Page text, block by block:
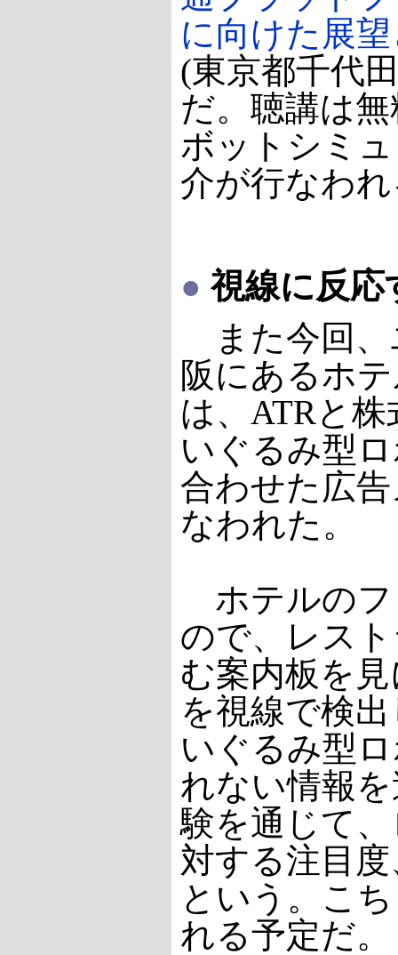
に向けた展
(東京都千代
だ。聴講は
ボットシミ
介が行なわ
● 視線に反応
また今回、
阪にあるホ
は、ATRと株
いぐるみ型
合わせた広
なわれた。
ホテルのフ
ので、レス
む案内板を
を視線で検
いぐるみ型
れない情報
験を通じて
対する注目
という。こ
れる予定だ。